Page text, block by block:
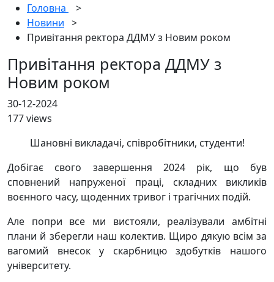
Головна
>
Новини >
Привітання ректора ДДМУ з Новим роком
Привітання ректора ДДМУ з
Новим роком
30-12-2024
177 views
Шановні викладачі, співробітники, студенти!
Добігає свого завершення 2024 рік, що був
сповнений напруженої праці, складних викликів
воєнного часу, щоденних тривог і трагічних подій.
Але попри все ми вистояли, реалізували амбітні
плани й зберегли наш колектив. Щиро дякую всім за
вагомий внесок у скарбницю здобутків нашого
університету.